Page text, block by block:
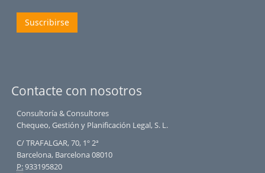
Suscribirse
Contacte con nosotros
Consultoría & Consultores
Chequeo, Gestión y Planificación Legal, S. L.
C/ TRAFALGAR, 70, 1º 2ª
Barcelona, Barcelona 08010
P:933195820